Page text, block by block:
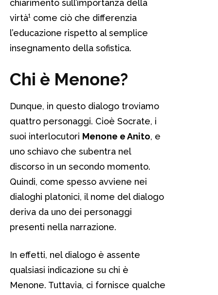
chiarimento sull’importanza della
virtà¹ come ciò che differenzia
l’educazione rispetto al semplice
insegnamento della sofistica.
Chi è Menone?
Dunque, in questo dialogo troviamo
quattro personaggi. Cioè Socrate, i
suoi interlocutori Menone e Anito, e
uno schiavo che subentra nel
discorso in un secondo momento.
Quindi, come spesso avviene nei
dialoghi platonici, il nome del dialogo
deriva da uno dei personaggi
presenti nella narrazione.
In effetti, nel dialogo è assente
qualsiasi indicazione su chi è
Menone. Tuttavia, ci fornisce qualche